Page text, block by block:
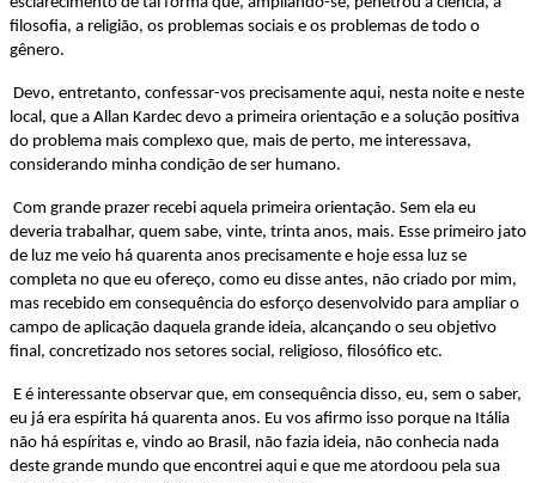
filosofia, a religião, os problemas sociais e os problemas de todo o
gênero.
Devo, entretanto, confessar-vos precisamente aqui, nesta noite e neste
local, que a Allan Kardec devo a primeira orientação e a solução positiva
do problema mais complexo que, mais de perto, me interessava,
considerando minha condição de ser humano.
Com grande prazer recebi aquela primeira orientação. Sem ela eu
deveria trabalhar, quem sabe, vinte, trinta anos, mais. Esse primeiro jato
de luz me veio há quarenta anos precisamente e hoje essa luz se
completa no que eu ofereço, como eu disse antes, não criado por mim,
mas recebido em consequência do esforço desenvolvido para ampliar o
campo de aplicação daquela grande ideia, alcançando o seu objetivo
final, concretizado nos setores social, religioso, filosófico etc.
E é interessante observar que, em consequência disso, eu, sem o saber,
eu já era espírita há quarenta anos. Eu vos afirmo isso porque na Itália
não há espíritas e, vindo ao Brasil, não fazia ideia, não conhecia nada
deste grande mundo que encontrei aqui e que me atordoou pela sua